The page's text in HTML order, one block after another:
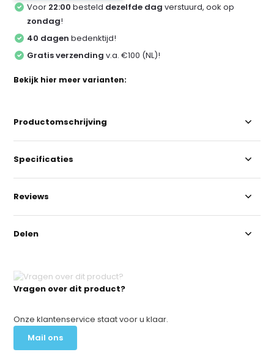
Voor 22:00 besteld dezelfde dag verstuurd, ook op
zondag!
40 dagen bedenktijd!
Gratis verzending v.a. €100 (NL)!
Bekijk hier meer varianten:
Vragen over dit product?
Onze klantenservice staat voor u klaar.
Mail ons
Productomschrijving
Specificaties
Reviews
Delen